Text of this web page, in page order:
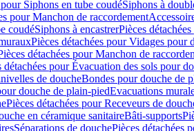
Siphons en tube coudéSiphons à
pour Manchon de raccordement
coudéSiphons à encastrerPièces
Pièces détachées pour Vidages pour
détachées pour Manchon de
détachées pour Évacuation des sols pour
de doucheBondes pour douche de
douche de plain-piedEvacuations
Pièces détachées pour Receveurs de
en céramique sanitaireBâti-supports
Séparations de douchePièces détachées